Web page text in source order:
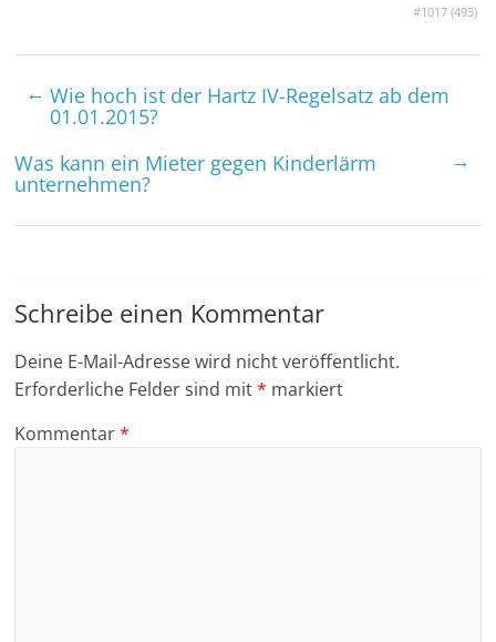
#1017 (493)
← Wie hoch ist der Hartz IV-Regelsatz ab dem
01.01.2015?
Was kann ein Mieter gegen Kinderlärm
unternehmen?
→
Schreibe einen Kommentar
Deine E-Mail-Adresse wird nicht veröffentlicht.
Erforderliche Felder sind mit* markiert
Kommentar*